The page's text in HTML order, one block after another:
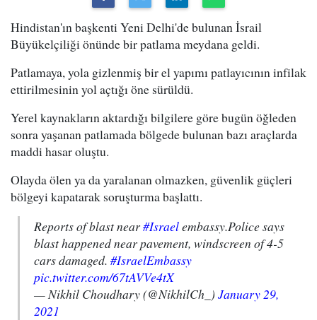
Hindistan'ın başkenti Yeni Delhi'de bulunan İsrail
Büyükelçiliği önünde bir patlama meydana geldi.
Patlamaya, yola gizlenmiş bir el yapımı patlayıcının infilak
ettirilmesinin yol açtığı öne sürüldü.
Yerel kaynakların aktardığı bilgilere göre bugün öğleden
sonra yaşanan patlamada bölgede bulunan bazı araçlarda
maddi hasar oluştu.
Olayda ölen ya da yaralanan olmazken, güvenlik güçleri
bölgeyi kapatarak soruşturma başlattı.
Reports of blast near#Israelembassy.Police says
blast happened near pavement, windscreen of 4-5
cars damaged. #IsraelEmbassy
pic.twitter.com/67tAVVe4tX
— Nikhil Choudhary (@NikhilCh_) January 29,
2021